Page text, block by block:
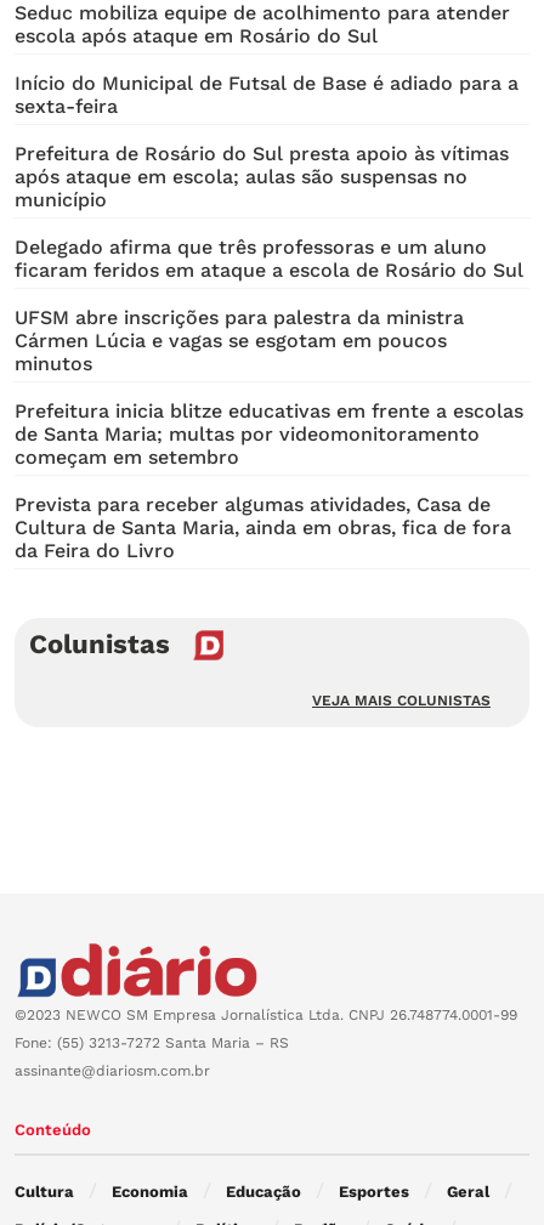
Seduc mobiliza equipe de acolhimento para atender
escola após ataque em Rosário do Sul
Início do Municipal de Futsal de Base é adiado para a
sexta-feira
Prefeitura de Rosário do Sul presta apoio às vítimas
após ataque em escola; aulas são suspensas no
município
Delegado afirma que três professoras e um aluno
ficaram feridos em ataque a escola de Rosário do Sul
UFSM abre inscrições para palestra da ministra
Cármen Lúcia e vagas se esgotam em poucos
minutos
Prefeitura inicia blitze educativas em frente a escolas
de Santa Maria; multas por videomonitoramento
começam em setembro
Prevista para receber algumas atividades, Casa de
Cultura de Santa Maria, ainda em obras, fica de fora
da Feira do Livro
Colunistas
VEJA MAIS COLUNISTAS
©2023 NEWCO SM Empresa Jornalística Ltda. CNPJ 26.748774.0001-99
Fone: (55) 3213-7272 Santa Maria – RS
assinante@diariosm.com.br
Conteúdo
Cultura Economia Educação Esportes Geral